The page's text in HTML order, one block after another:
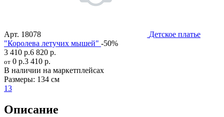
Арт. 18078
Детское платье
"Королева летучих мышей" -50%
3 410 р.6 820 р.
от 0 р.3 410 р.
В наличии на маркетплейсах
Размеры: 134 см
13
Описание